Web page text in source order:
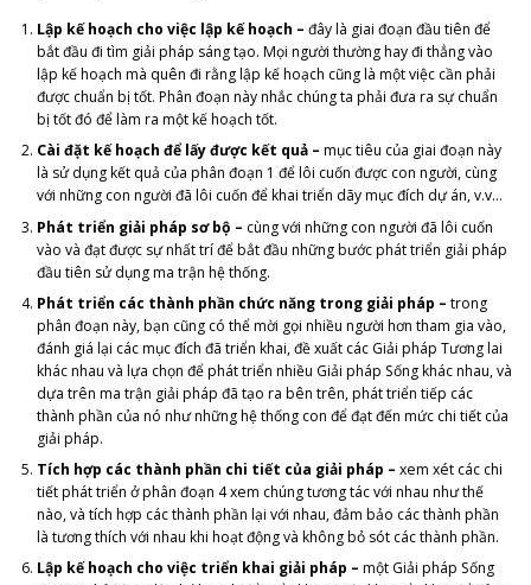
Lập kế hoạch cho việc lập kế hoạch – đây là giai đoạn đầu tiên để
bắt đầu đi tìm giải pháp sáng tạo. Mọi người thường hay đi thẳng vào
lập kế hoạch mà quên đi rằng lập kế hoạch cũng là một việc cần phải
được chuẩn bị tốt. Phân đoạn này nhắc chúng ta phải đưa ra sự chuẩn
bị tốt đó để làm ra một kế hoạch tốt.
Cài đặt kế hoạch để lấy được kết quả – mục tiêu của giai đoạn này
là sử dụng kết quả của phân đoạn 1 để lôi cuốn được con người, cùng
với những con người đã lôi cuốn để khai triển dãy mục đích dự án, v.v…
Phát triển giải pháp sơ bộ – cùng với những con người đã lôi cuốn
vào và đạt được sự nhất trí để bắt đầu những bước phát triển giải pháp
đầu tiên sử dụng ma trận hệ thống.
Phát triển các thành phần chức năng trong giải pháp – trong
phân đoạn này, bạn cũng có thể mời gọi nhiều người hơn tham gia vào,
đánh giá lại các mục đích đã triển khai, đề xuất các Giải pháp Tương lai
khác nhau và lựa chọn để phát triển nhiều Giải pháp Sống khác nhau, và
dựa trên ma trận giải pháp đã tạo ra bên trên, phát triển tiếp các
thành phần của nó như những hệ thống con để đạt đến mức chi tiết của
giải pháp.
Tích hợp các thành phần chi tiết của giải pháp – xem xét các chi
tiết phát triển ở phân đoạn 4 xem chúng tương tác với nhau như thế
nào, và tích hợp các thành phần lại với nhau, đảm bảo các thành phần
là tương thích với nhau khi hoạt động và không bỏ sót các thành phần.
Lập kế hoạch cho việc triển khai giải pháp – một Giải pháp Sống